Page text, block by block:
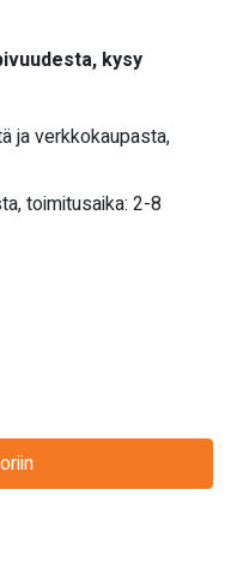
kysy
ja verkkokaupasta,
toimitusaika: 2-8